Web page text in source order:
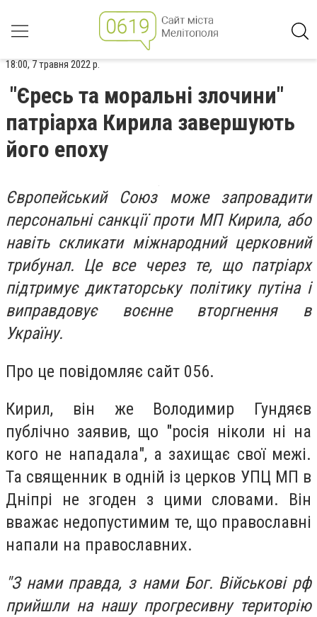
18:00, 7 травня 2022 р.
"Єресь та моральні злочини"
патріарха Кирила завершують
його епоху
Європейський Союз може запровадити
персональні санкції проти МП Кирила, або
навіть скликати міжнародний церковний
трибунал. Це все через те, що патріарх
підтримує диктаторську політику путіна і
виправдовує воєнне вторгнення в
Україну.
Про це повідомляє сайт 056.
Кирил, він же Володимир Гундяєв
публічно заявив, що "росія ніколи ні на
кого не нападала", а захищає свої межі.
Та священник в одній із церков УПЦ МП в
Дніпрі не згоден з цими словами. Він
вважає недопустимим те, що православні
напали на православних.
"З нами правда, з нами Бог. Військові рф
прийшли на нашу прогресивну територію